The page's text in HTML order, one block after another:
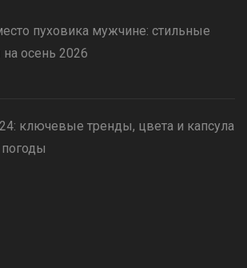
пуховика мужчине: стильные
осень 2026
ключевые тренды, цвета и капсула